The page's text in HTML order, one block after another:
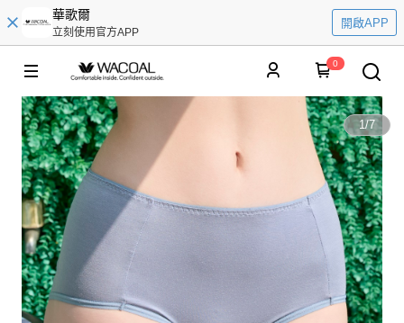
華歌爾
立刻使用官方APP
開啟APP
0
1/7